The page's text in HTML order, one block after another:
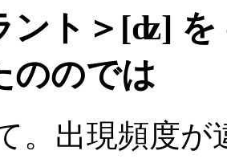
ント＞[ʣ] を
ののでは
。出現頻度が